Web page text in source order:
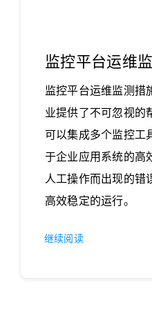
监控平台运维
监控平台运维监测措
业提供了不可忽视的
可以集成多个监控工
于企业应用系统的高
人工操作而出现的错
高效稳定的运行。
继续阅读